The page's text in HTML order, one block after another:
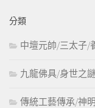
字:
分類
中壇元帥/三太子/
九龍佛具/身世之
傳統工藝傳承/神